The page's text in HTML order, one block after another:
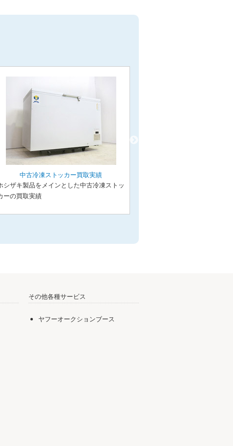
中古冷凍ストッカー買取実績
シザキ製品をメインとした中古冷凍ストッ
ーの買取実績
その他各種サービス
ヤフーオークションブース